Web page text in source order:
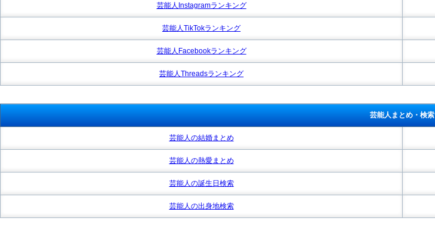
芸能人Instagramランキング
芸能人TikTokランキング
芸能人Facebookランキング
芸能人Threadsランキング
芸能人まとめ・検索
芸能人の結婚まとめ
芸能人の熱愛まとめ
芸能人の誕生日検索
芸能人の出身地検索